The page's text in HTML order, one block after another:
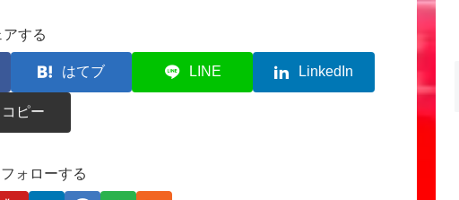
する
はてブ LINE LinkedIn
コピー
ォローする